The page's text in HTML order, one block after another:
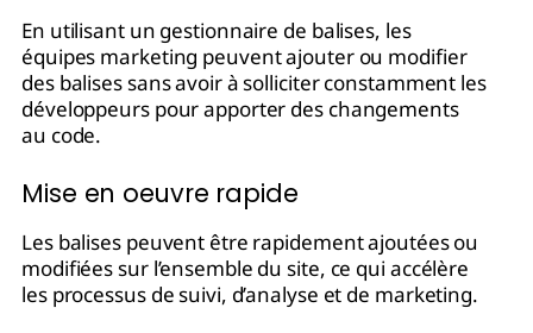
En utilisant un gestionnaire de balises, les
équipes marketing peuvent ajouter ou modifier
des balises sans avoir à solliciter constamment les
développeurs pour apporter des changements
au code.
Mise en oeuvre rapide
Les balises peuvent être rapidement ajoutées ou
modifiées sur l’ensemble du site, ce qui accélère
les processus de suivi, d’analyse et de marketing.